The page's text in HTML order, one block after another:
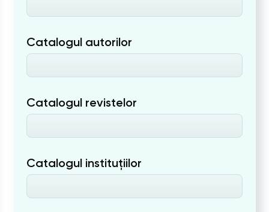
Catalogul autorilor
Catalogul revistelor
Catalogul instituțiilor